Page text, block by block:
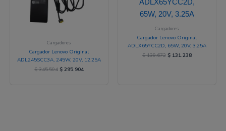
Cargadores
Cargador Lenovo Original
ADL245SCC3A, 245W, 20V, 12.25A
$345.504 $295.904
Cargadores
Cargador Lenovo Original
ADLX65YCC2D, 65W, 20V, 3.25A
$139.672 $131.238